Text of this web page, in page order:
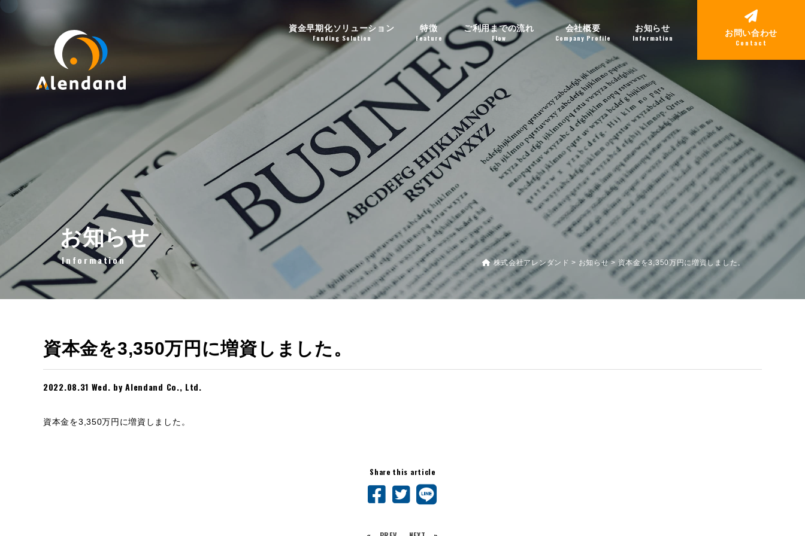
資金早期化ソリューション
Funding Solution
特徴
Feature
ご利用までの流れ
Flow
会社概要
Company Profile
お知らせ
Information
お問い合わせ
Contact
お知らせ
Information 株式会社アレンダンド > お知らせ> 資本金を3,350万円に増資しました。
資本金を3,350万円に増資しました。
2022.08.31 Wed. by Alendand Co., Ltd.
資本金を3,350万円に増資しました。
Share this article